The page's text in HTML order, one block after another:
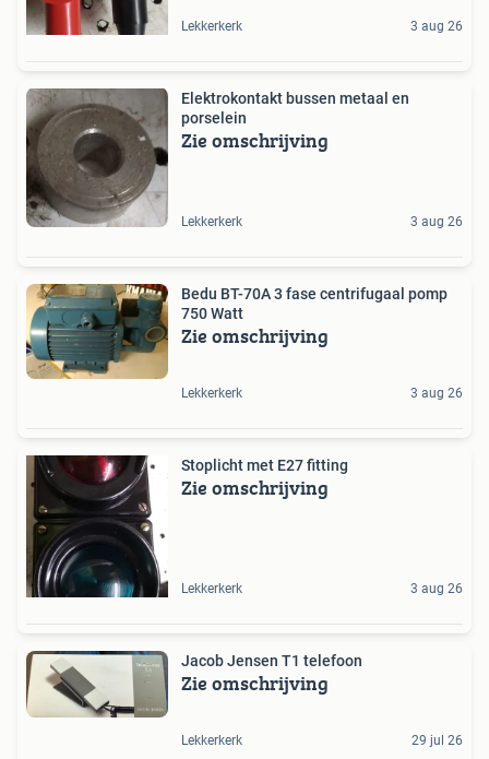
Lekkerkerk 3 aug 26
Elektrokontakt bussen metaal en
porselein
Zie omschrijving
Lekkerkerk 3 aug 26
Bedu BT-70A 3 fase centrifugaal pomp
750 Watt
Zie omschrijving
Lekkerkerk 3 aug 26
Stoplicht met E27 fitting
Zie omschrijving
Lekkerkerk 3 aug 26
Jacob Jensen T1 telefoon
Zie omschrijving
Lekkerkerk 29 jul 26